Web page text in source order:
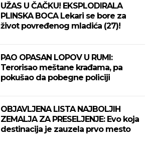
UŽAS U ČAČKU! EKSPLODIRALA
PLINSKA BOCA Lekari se bore za
život povređenog mladića (27)!
PAO OPASAN LOPOV U RUMI:
Terorisao meštane krađama, pa
pokušao da pobegne policiji
OBJAVLJENA LISTA NAJBOLJIH
ZEMALJA ZA PRESELJENJE: Evo koja
destinacija je zauzela prvo mesto